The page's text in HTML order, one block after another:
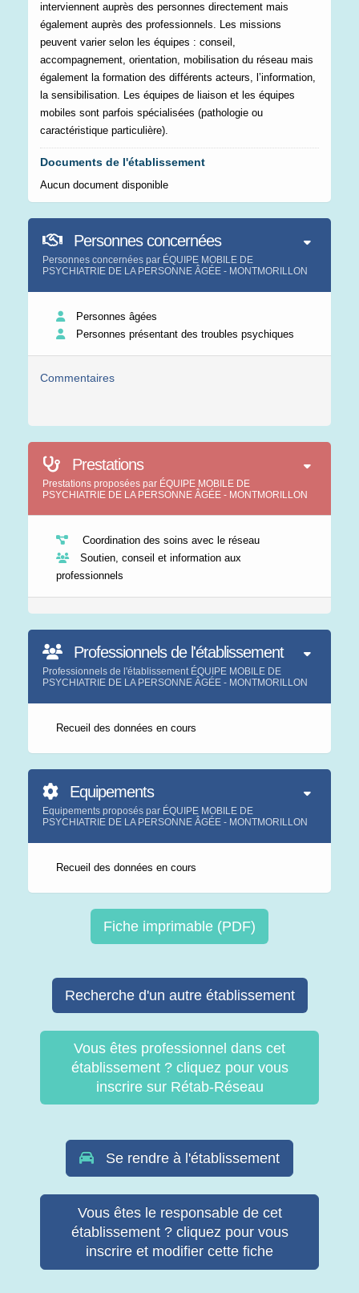
interviennent auprès des personnes directement mais
également auprès des professionnels. Les missions
peuvent varier selon les équipes : conseil,
accompagnement, orientation, mobilisation du réseau mais
également la formation des différents acteurs, l’information,
la sensibilisation. Les équipes de liaison et les équipes
mobiles sont parfois spécialisées (pathologie ou
caractéristique particulière).
Documents de l'établissement
Aucun document disponible
Personnes concernées
Personnes concernées par ÉQUIPE MOBILE DE
PSYCHIATRIE DE LA PERSONNE ÂGÉE - MONTMORILLON
Personnes âgées
Personnes présentant des troubles psychiques
Commentaires
Prestations
Prestations proposées par ÉQUIPE MOBILE DE
PSYCHIATRIE DE LA PERSONNE ÂGÉE - MONTMORILLON
Coordination des soins avec le réseau
Soutien, conseil et information aux
professionnels
Professionnels de l'établissement
Professionnels de l'établissement ÉQUIPE MOBILE DE
PSYCHIATRIE DE LA PERSONNE ÂGÉE - MONTMORILLON
Recueil des données en cours
Equipements
Equipements proposés par ÉQUIPE MOBILE DE
PSYCHIATRIE DE LA PERSONNE ÂGÉE - MONTMORILLON
Recueil des données en cours
Fiche imprimable (PDF)
Recherche d'un autre établissement
Vous êtes professionnel dans cet
établissement ? cliquez pour vous
inscrire sur Rétab-Réseau
Se rendre à l'établissement
Vous êtes le responsable de cet
établissement ? cliquez pour vous
inscrire et modifier cette fiche